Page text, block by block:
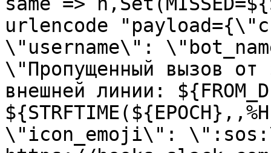
urlencode
\"username\":
\"Пропущенный вызов от
внешней линии:
\"icon_emoji\":